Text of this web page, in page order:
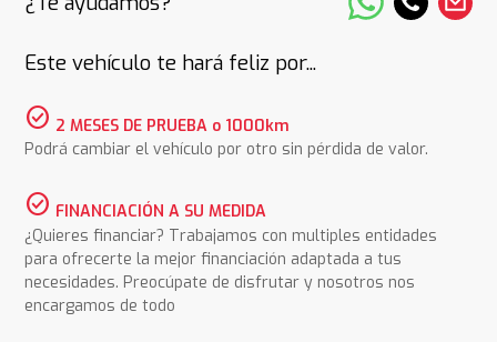
Este vehículo te hará feliz por...
check_circle 2 MESES DE PRUEBA o 1000km
Podrá cambiar el vehículo por otro sin pérdida de valor.
check_circle FINANCIACIÓN A SU MEDIDA
¿Quieres financiar? Trabajamos con multiples entidades
para ofrecerte la mejor financiación adaptada a tus
necesidades. Preocúpate de disfrutar y nosotros nos
encargamos de todo